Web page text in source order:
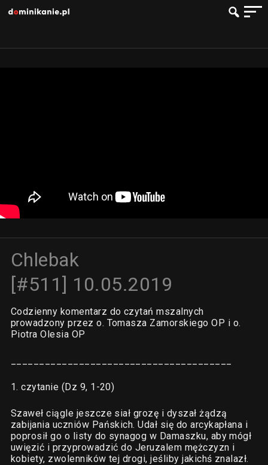
Chlebak
[#511] 10.05.2019
Codzienny komentarz do czytań mszalnych
prowadzony przez o. Tomasza Zamorskiego OP i o.
Piotra Olesia OP
1. czytanie (Dz 9, 1-20)
Szaweł ciągle jeszcze siał grozę i dyszał żądzą
zabijania uczniów Pańskich. Udał się do arcykapłana i
poprosił go o listy do synagog w Damaszku, aby mógł
uwięzić i przyprowadzić do Jeruzalem mężczyzn i
kobiety, zwolenników tej drogi, jeśliby jakichś znalazł.